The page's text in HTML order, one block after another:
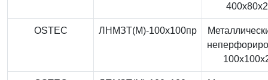
OSTEC ЛНМЗТ(М)-100x100пр